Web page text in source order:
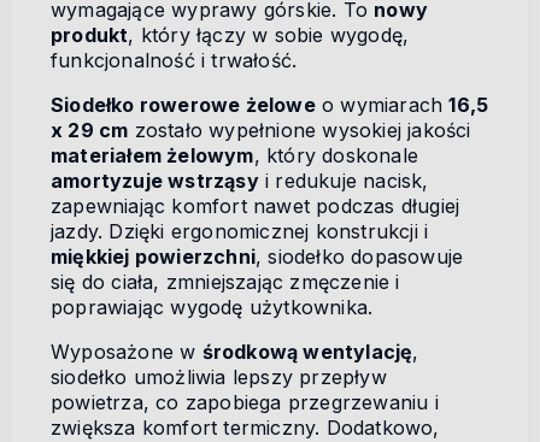
wymagające wyprawy górskie. To nowy
produkt, który łączy w sobie wygodę,
funkcjonalność i trwałość.
Siodełko rowerowe żeloweo wymiarach16,5
x 29 cm zostało wypełnione wysokiej jakości
materiałem żelowym, który doskonale
amortyzuje wstrząsyi redukuje nacisk,
zapewniając komfort nawet podczas długiej
jazdy. Dzięki ergonomicznej konstrukcji i
miękkiej powierzchni, siodełko dopasowuje
się do ciała, zmniejszając zmęczenie i
poprawiając wygodę użytkownika.
Wyposażone w środkową wentylację,
siodełko umożliwia lepszy przepływ
powietrza, co zapobiega przegrzewaniu i
zwiększa komfort termiczny. Dodatkowo,